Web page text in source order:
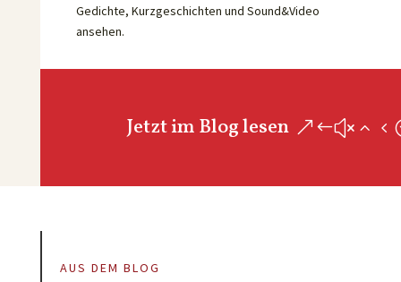
Gedichte, Kurzgeschichten und Sound&Video
ansehen.
Jetzt im Blog lesen
AUS DEM BLOG